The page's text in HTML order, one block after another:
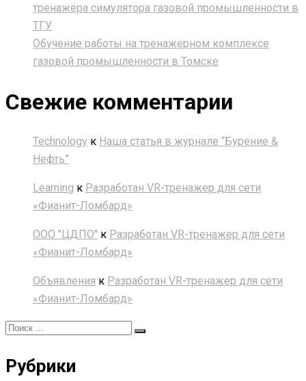
тренажёра симулятора газовой промышленности в
ТГУ
Обучение работы на тренажерном комплексе
газовой промышленности в Томске
Свежие комментарии
Technology к Наша статья в журнале “Бурение &
Нефть”
Learning к Разработан VR-тренажер для сети
«Фианит-Ломбард»
ООО "ЦДПО" к Разработан VR-тренажер для сети
«Фианит-Ломбард»
Объявления к Разработан VR-тренажер для сети
«Фианит-Ломбард»
Рубрики